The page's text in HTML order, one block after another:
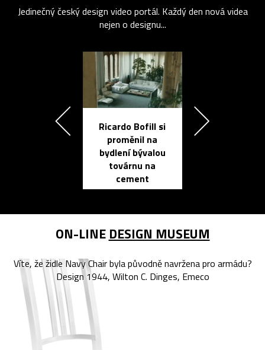
Jedinečný český design video portál. Každý den nová videa
nejen o designu...
Ricardo Bofill si
proměnil na
bydlení bývalou
továrnu na
cement
ON-LINE DESIGN MUSEUM
Víte, že židle Navy Chair byla původně navržena pro armádu?
Design 1944, Wilton C. Dinges, Emeco